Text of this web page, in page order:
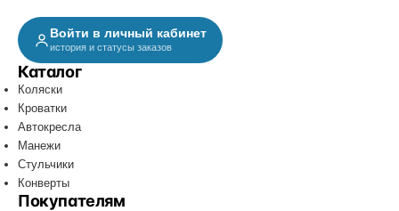
Войти в личный кабинет
история и статусы заказов
Каталог
Коляски
Кроватки
Автокресла
Манежи
Стульчики
Конверты
Покупателям